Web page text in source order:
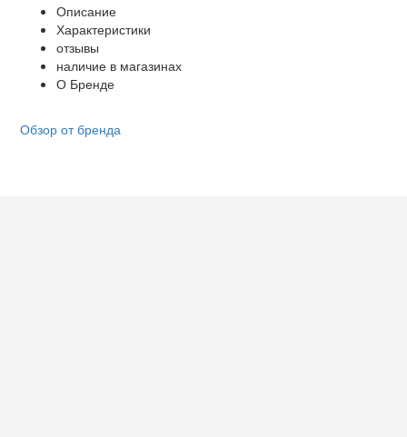
Описание
Характеристики
отзывы
наличие в магазинах
О Бренде
Обзор от бренда